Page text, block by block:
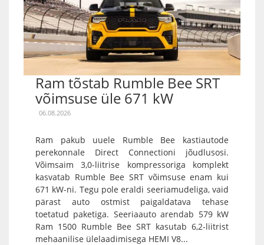
Ram tõstab Rumble Bee SRT
võimsuse üle 671 kW
06.08.2026
Ram pakub uuele Rumble Bee kastiautode
perekonnale Direct Connectioni jõudlusosi.
Võimsaim 3,0-liitrise kompressoriga komplekt
kasvatab Rumble Bee SRT võimsuse enam kui
671 kW-ni. Tegu pole eraldi seeriamudeliga, vaid
pärast auto ostmist paigaldatava tehase
toetatud paketiga. Seeriaauto arendab 579 kW
Ram 1500 Rumble Bee SRT kasutab 6,2-liitrist
mehaanilise ülelaadimisega HEMI V8...